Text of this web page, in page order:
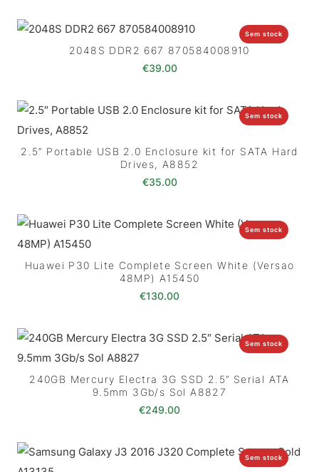
Sem stock
2048S DDR2 667 870584008910
€39.00
Sem stock
2.5″ Portable USB 2.0 Enclosure kit for SATA Hard
Drives, A8852
€35.00
Sem stock
Huawei P30 Lite Complete Screen White (Versao
48MP) A15450
€130.00
Sem stock
240GB Mercury Electra 3G SSD 2.5″ Serial ATA
9.5mm 3Gb/s Sol A8827
€249.00
Sem stock